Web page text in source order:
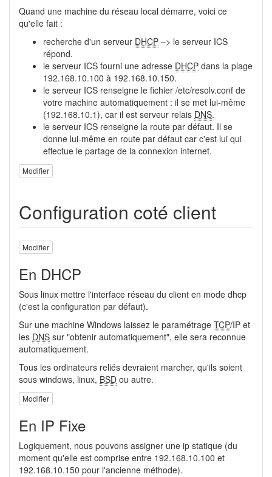
Quand une machine du réseau local démarre, voici ce
qu'elle fait :
recherche d'un serveur DHCP –> le serveur ICS
répond.
le serveur ICS fourni une adresse DHCP dans la plage
192.168.10.100 à 192.168.10.150.
le serveur ICS renseigne le fichier /etc/resolv.conf de
votre machine automatiquement : il se met lui-même
(192.168.10.1), car il est serveur relais DNS.
le serveur ICS renseigne la route par défaut. Il se
donne lui-même en route par défaut car c'est lui qui
effectue le partage de la connexion internet.
Modifier
Configuration coté client
Modifier
En DHCP
Sous linux mettre l'interface réseau du client en mode dhcp
(c'est la configuration par défaut).
Sur une machine Windows laissez le paramétrage TCP/IP et
les DNS sur "obtenir automatiquement", elle sera reconnue
automatiquement.
Tous les ordinateurs reliés devraient marcher, qu'ils soient
sous windows, linux, BSD ou autre.
Modifier
En IP Fixe
Logiquement, nous pouvons assigner une ip statique (du
moment qu'elle est comprise entre 192.168.10.100 et
192.168.10.150 pour l'ancienne méthode).